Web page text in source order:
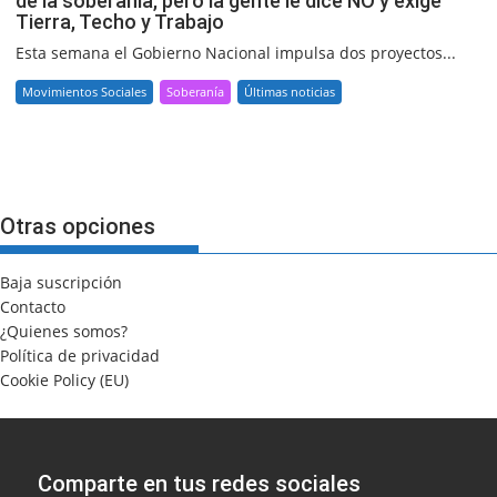
Tierra, Techo y Trabajo
Esta semana el Gobierno Nacional impulsa dos proyectos...
Movimientos Sociales Soberanía Últimas noticias
Otras opciones
Baja suscripción
Contacto
¿Quienes somos?
Política de privacidad
Cookie Policy (EU)
Comparte en tus redes sociales